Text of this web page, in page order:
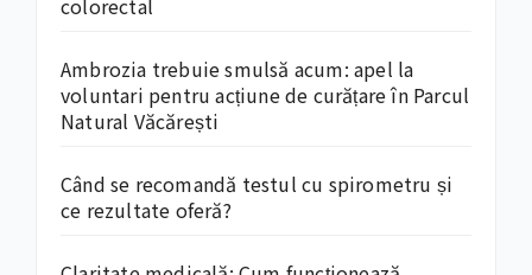
Ambrozia trebuie smulsă acum: apel la
voluntari pentru acțiune de curățare în Parcul
Natural Văcărești
Când se recomandă testul cu spirometru și
ce rezultate oferă?